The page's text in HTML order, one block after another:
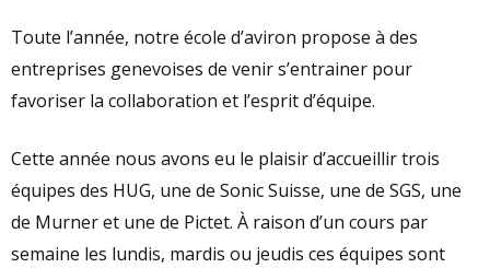
Toute l’année, notre école d’aviron propose à des
entreprises genevoises de venir s’entrainer pour
favoriser la collaboration et l’esprit d’équipe.
Cette année nous avons eu le plaisir d’accueillir trois
équipes des HUG, une de Sonic Suisse, une de SGS, une
de Murner et une de Pictet. À raison d’un cours par
semaine les lundis, mardis ou jeudis ces équipes sont